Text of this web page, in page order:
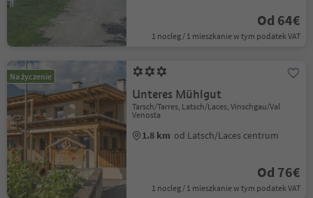
Od 64€
1 nocleg / 1 mieszkanie w tym podatek VAT
Na życzenie
Unteres Mühlgut
Tarsch/Tarres, Latsch/Laces, Vinschgau/Val
Venosta
1.8 km od Latsch/Laces centrum
Od 76€
1 nocleg / 1 mieszkanie w tym podatek VAT